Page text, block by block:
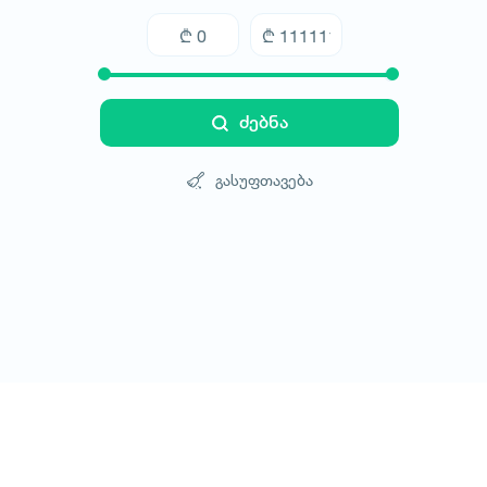
ძებნა
გასუფთავება